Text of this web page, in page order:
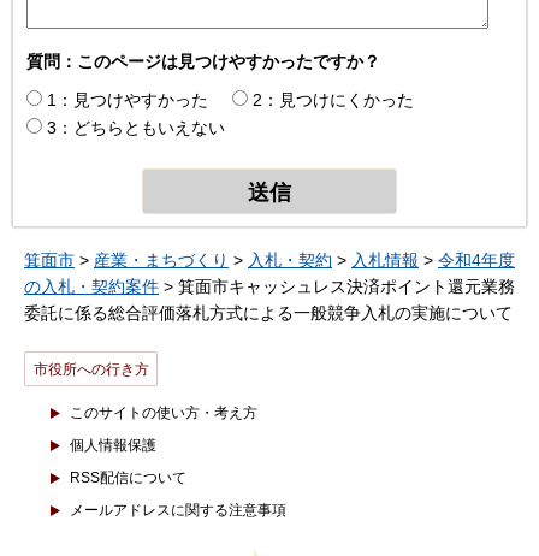
質問：このページは見つけやすかったですか？
1：見つけやすかった
2：見つけにくかった
3：どちらともいえない
箕面市 > 産業・まちづくり > 入札・契約 > 入札情報 > 令和4年度
の入札・契約案件 > 箕面市キャッシュレス決済ポイント還元業務
委託に係る総合評価落札方式による一般競争入札の実施について
市役所への行き方
このサイトの使い方・考え方
個人情報保護
RSS配信について
メールアドレスに関する注意事項